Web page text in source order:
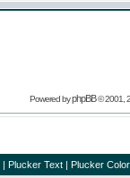
Powered byphpBB© 2001,
| Plucker Text | Plucker Color